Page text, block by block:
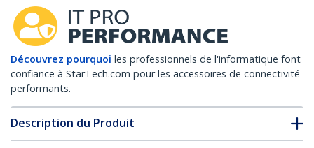
Découvrez pourquoi les professionnels de l'informatique font
confiance à StarTech.com pour les accessoires de connectivité
performants.
Description du Produit